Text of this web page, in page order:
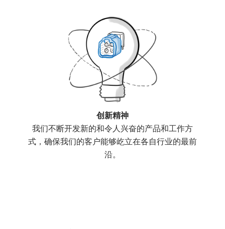
创新精神
我们不断开发新的和令人兴奋的产品和工作方
式，确保我们的客户能够屹立在各自行业的最前
沿。